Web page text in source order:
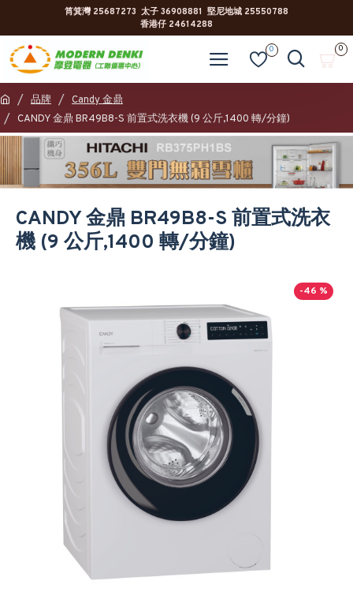
筲箕灣 25687273 太子 36908881 堅尼地城 25550788
香港仔 24614288
0 0
品牌
Candy 金鼎
CANDY 金鼎 BR49B8-S 前置式洗衣機 (9 公斤,1400 轉/分鐘)
CANDY 金鼎 BR49B8-S 前置式洗衣
機 (9 公斤,1400 轉/分鐘)
-46 %